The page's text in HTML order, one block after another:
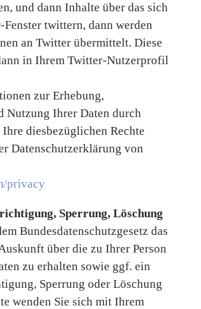
und dann Inhalte über das sich
twittern, dann werden
an Twitter übermittelt. Diese
in Ihrem Twitter-Nutzerprofil
zur Erhebung,
Nutzung Ihrer Daten durch
diesbezüglichen Rechte
Datenschutzerklärung von
privacy
Sperrung, Löschung
Bundesdatenschutzgesetz das
über die zu Ihrer Person
zu erhalten sowie ggf. ein
Sperrung oder Löschung
wenden Sie sich mit Ihrem